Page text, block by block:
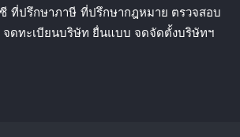
ที่ปรึกษาภาษี ที่ปรึกษากฎหมาย ตรวจสอบ
จดทะเบียนบริษัท ยื่นแบบ จดจัดตั้งบริษัทฯ